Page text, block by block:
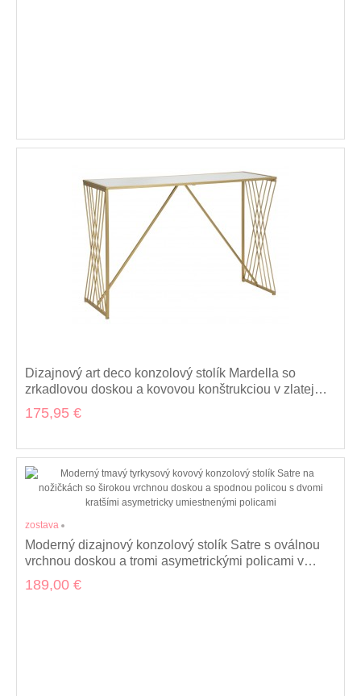
Dizajnový art deco konzolový stolík Mardella so
zrkadlovou doskou a kovovou konštrukciou v zlatej
farbe 129 cm
175,95 €
zostava
Moderný dizajnový konzolový stolík Satre s oválnou
vrchnou doskou a tromi asymetrickými policami v
modrej farbe 118 cm
189,00 €